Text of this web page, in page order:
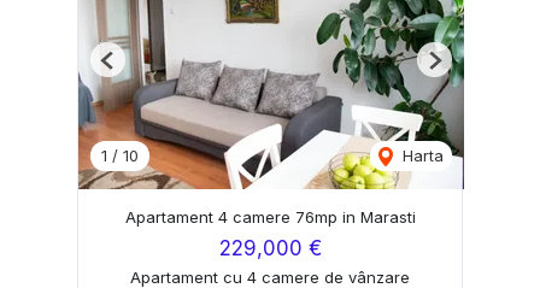
1 / 10 Harta
Previous Next
Apartament 4 camere 76mp in Marasti
229,000 €
Apartament cu 4 camere de vânzare